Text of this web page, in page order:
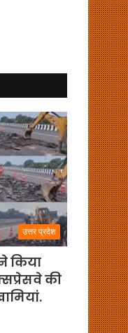
उत्तर प्रदेश
किया
की